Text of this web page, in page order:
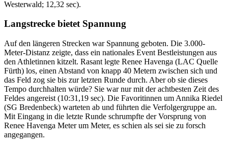
Westerwald; 12,32 sec).
Langstrecke bietet Spannung
Auf den längeren Strecken war Spannung geboten. Die 3.000-
Meter-Distanz zeigte, dass ein nationales Event Bestleistungen aus
den Athletinnen kitzelt. Rasant legte Renee Havenga (LAC Quelle
Fürth) los, einen Abstand von knapp 40 Metern zwischen sich und
das Feld zog sie bis zur letzten Runde durch. Aber ob sie dieses
Tempo durchhalten würde? Sie war nur mit der achtbesten Zeit des
Feldes angereist (10:31,19 sec). Die Favoritinnen um Annika Riedel
(SG Bredenbeck) warteten ab und führten die Verfolgergruppe an.
Mit Eingang in die letzte Runde schrumpfte der Vorsprung von
Renee Havenga Meter um Meter, es schien als sei sie zu forsch
angegangen.